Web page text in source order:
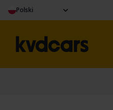
Polski